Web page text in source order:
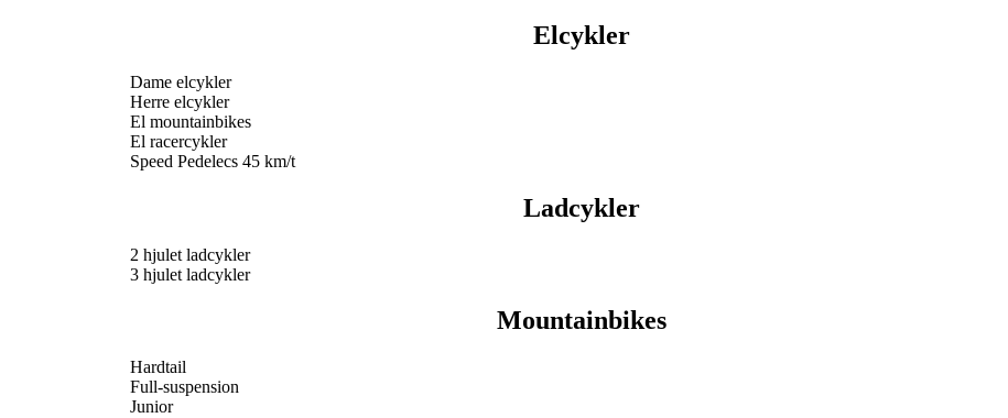
Elcykler
Dame elcykler
Herre elcykler
El mountainbikes
El racercykler
Speed Pedelecs 45 km/t
Ladcykler
2 hjulet ladcykler
3 hjulet ladcykler
Mountainbikes
Hardtail
Full-suspension
Junior